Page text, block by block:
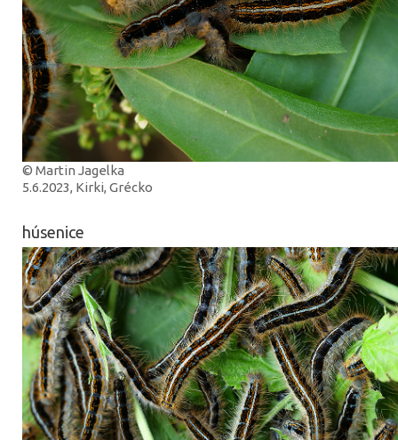
© Martin Jagelka
5.6.2023, Kirki, Grécko
húsenice